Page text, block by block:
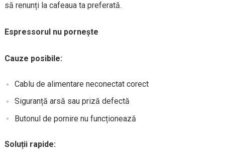
să renunți la cafeaua ta preferată.
Espressorul nu pornește
Cauze posibile:
Cablu de alimentare neconectat corect
Siguranță arsă sau priză defectă
Butonul de pornire nu funcționează
Soluții rapide: